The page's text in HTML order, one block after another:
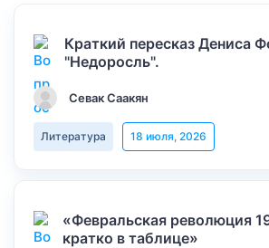
Краткий пересказ Дениса
"Недоросль".
Севак Саакян
Литература 18 июля, 2026
«Февральская революция
кратко в таблице»